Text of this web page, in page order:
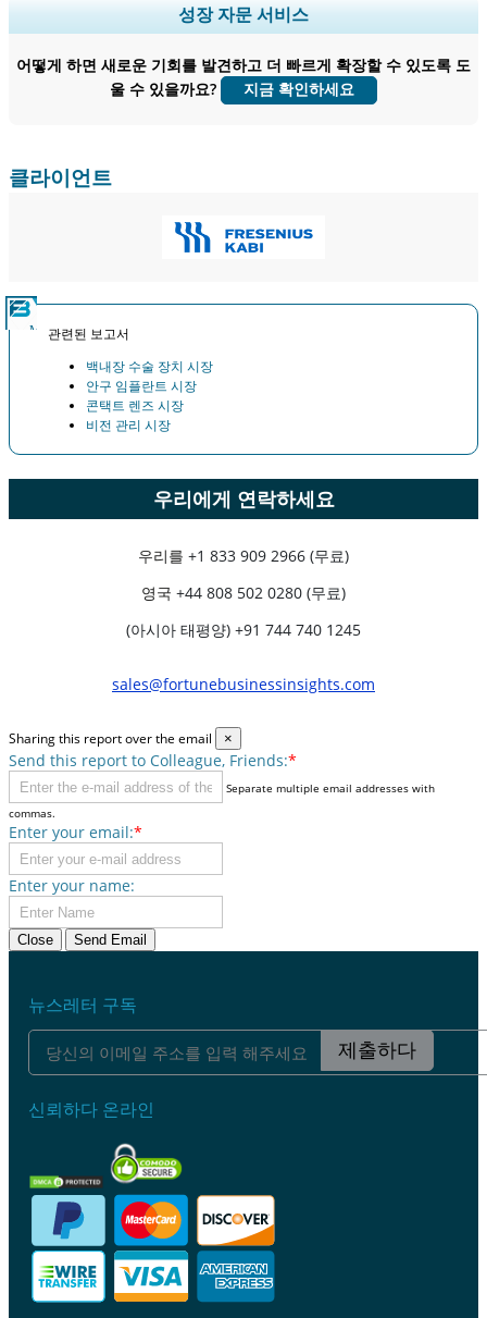
지역 및 국가 범위 확장, 세그먼트 분석, 기업 프로필, 경쟁 벤치마킹, 및 최
종 사용자 인사이트.
지금 맞춤 설정
성장 자문 서비스
어떻게 하면 새로운 기회를 발견하고 더 빠르게 확장할 수 있도록 도
울 수 있을까요?
지금 확인하세요
클라이언트
관련된 보고서
백내장 수술 장치 시장
안구 임플란트 시장
콘택트 렌즈 시장
비전 관리 시장
우리에게 연락하세요
우리를 +1 833 909 2966 (무료)
영국 +44 808 502 0280 (무료)
(아시아 태평양) +91 744 740 1245
sales@fortunebusinessinsights.com
Sharing this report over the email ×
Send this report to Colleague, Friends:*
Separate multiple email addresses with
commas.
Enter your email:*
Enter your name:
Close Send Email
뉴스레터 구독
제출하다
신뢰하다 온라인